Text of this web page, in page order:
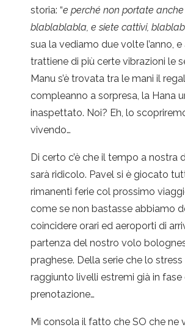
storia: “e perché non portate anche
blablablabla, e siete cattivi,
sua la vediamo due volte l’anno, e
trattiene di più certe vibrazioni le
Manu s’è trovata tra le mani il
compleanno a sorpresa, la Hana
inaspettato. Noi? Eh, lo
vivendo…
Di certo c’è che il tempo a nostra
sarà ridicolo. Pavel si è giocato
rimanenti ferie col prossimo
come se non bastasse abbiamo
coincidere orari ed aeroporti di
partenza del nostro volo
praghese. Della serie che lo
raggiunto livelli estremi già in fase
prenotazione…
Mi consola il fatto che SO che ne